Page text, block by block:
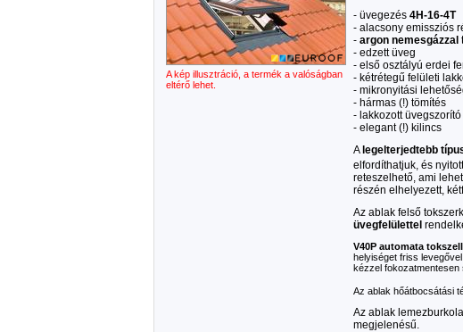
A kép illusztráció, a termék a valóságban
eltérő lehet.
- üvegezés 4H-16-4T
- alacsony emissziós
- argon nemesgázzal
- edzett üveg
- első osztályú erdei
- kétrétegű felületi
- mikronyitási
- hármas (!) tömítés
- lakkozott üvegszorító
- elegant (!) kilincs
A legelterjedtebb
elfordíthatjuk, és
reteszelhető, ami
részén elhelyezett,
Az ablak felső
üvegfelülettel
V40P automata
helyiséget friss
kézzel fokozatmentesen
Az ablak hőátbocsátási
Az ablak
megjelenésű.